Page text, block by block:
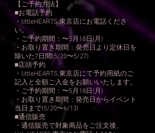
【ご予約方法】
■お電話予約
・littleHEARTS.東京店にお電話くださ
い。
・ご予約期間：〜5月18日(月)
・お取り置き期間：発売日より定休日を
除いた7日間(5/20〜5/27)
■店頭予約
・littleHEARTS.東京店にて予約用紙のご
記入と全額ご入金をお願いいたします。
・ご予約期間：〜5月18日(月)
・お取り置き期間：発売日からイベント
当日まで(5/20〜6/13)
■通信販売
・通信販売で対象商品をご注文後、